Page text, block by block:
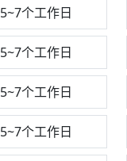
5~7个工作日
5~7个工作日
5~7个工作日
5~7个工作日